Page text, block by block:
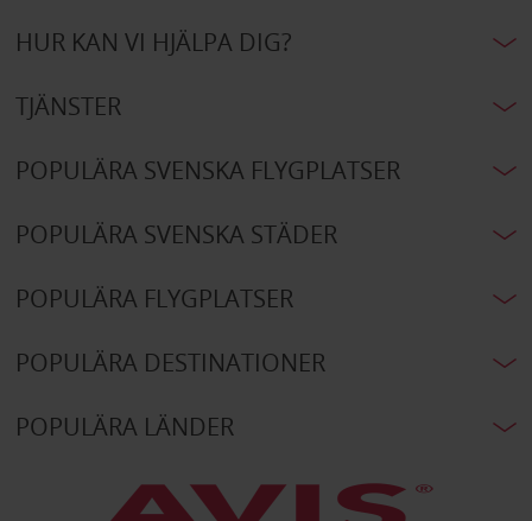
HUR KAN VI HJÄLPA DIG?
TJÄNSTER
POPULÄRA SVENSKA FLYGPLATSER
POPULÄRA SVENSKA STÄDER
POPULÄRA FLYGPLATSER
POPULÄRA DESTINATIONER
POPULÄRA LÄNDER